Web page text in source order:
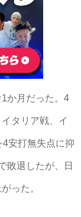
か月だった。4
タリア戦、イ
安打無失点に抑
敗退したが、日
った。